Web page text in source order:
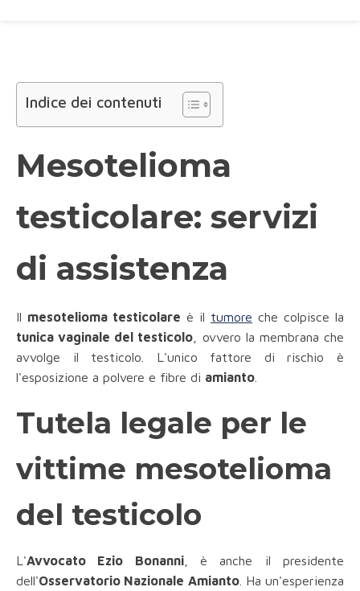
Indice dei contenuti
Mesotelioma
testicolare: servizi
di assistenza
Il mesotelioma testicolare è il tumore che colpisce la
tunica vaginale del testicolo , ovvero la membrana che
avvolge il testicolo. L'unico fattore di rischio è
l'esposizione a polvere e fibre di amianto
Tutela legale per le
vittime mesotelioma
del testicolo
L'Avvocato Ezio Bonanni, è anche il presidente
dell'Osservatorio Nazionale Amianto. Ha un'esperienza